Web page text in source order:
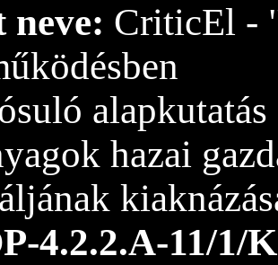
neve: CriticEl -
hazai
4.2.2.A-11/1/